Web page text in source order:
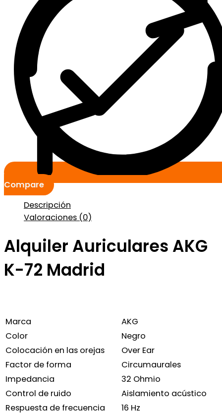
Compare
Descripción
Valoraciones (0)
Alquiler Auriculares AKG
K-72 Madrid
Marca
AKG
Color
Negro
Colocación en las orejas
Over Ear
Factor de forma
Circumaurales
Impedancia
32 Ohmio
Control de ruido
Aislamiento acústico
Respuesta de frecuencia
16 Hz